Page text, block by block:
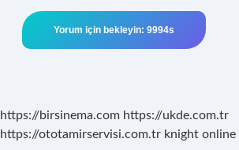
https://birsinema.com https://ukde.com.tr
https://ototamirservisi.com.tr knight online